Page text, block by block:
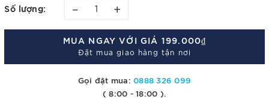
Số lượng: – +
MUA NGAY VỚI GIÁ 199.000₫
Đặt mua giao hàng tận nơi
Gọi đặt mua:0888 326 099
( 8:00 - 18:00 ).